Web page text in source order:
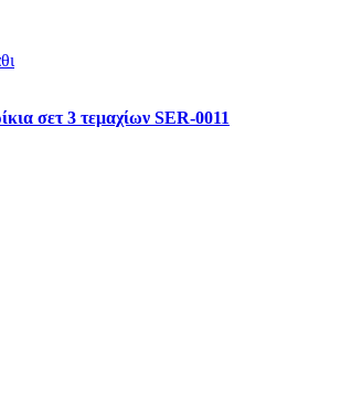
σετ 3 τεμαχίων SER-0011